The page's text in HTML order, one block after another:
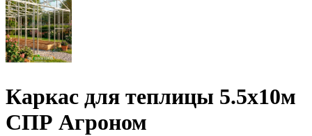
Каркас для теплицы 5.5х10м
СПР Агроном